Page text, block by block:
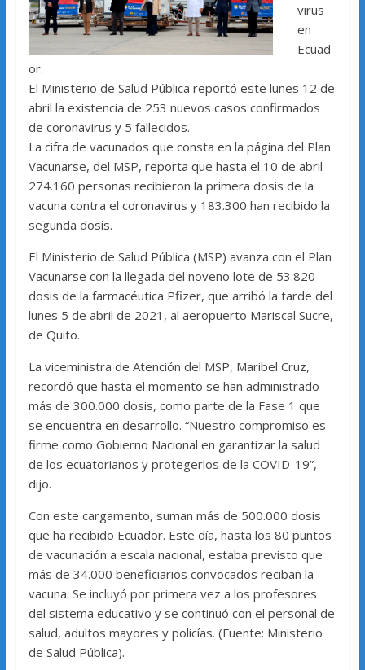
virus
en
Ecuad
or.
El Ministerio de Salud Pública reportó este lunes 12 de
abril la existencia de 253 nuevos casos confirmados
de coronavirus y 5 fallecidos.
La cifra de vacunados que consta en la página del Plan
Vacunarse, del MSP, reporta que hasta el 10 de abril
274.160 personas recibieron la primera dosis de la
vacuna contra el coronavirus y 183.300 han recibido la
segunda dosis.
El Ministerio de Salud Pública (MSP) avanza con el Plan
Vacunarse con la llegada del noveno lote de 53.820
dosis de la farmacéutica Pfizer, que arribó la tarde del
lunes 5 de abril de 2021, al aeropuerto Mariscal Sucre,
de Quito.
La viceministra de Atención del MSP, Maribel Cruz,
recordó que hasta el momento se han administrado
más de 300.000 dosis, como parte de la Fase 1 que
se encuentra en desarrollo. “Nuestro compromiso es
firme como Gobierno Nacional en garantizar la salud
de los ecuatorianos y protegerlos de la COVID-19”,
dijo.
Con este cargamento, suman más de 500.000 dosis
que ha recibido Ecuador. Este día, hasta los 80 puntos
de vacunación a escala nacional, estaba previsto que
más de 34.000 beneficiarios convocados reciban la
vacuna. Se incluyó por primera vez a los profesores
del sistema educativo y se continuó con el personal de
salud, adultos mayores y policías. (Fuente: Ministerio
de Salud Pública).